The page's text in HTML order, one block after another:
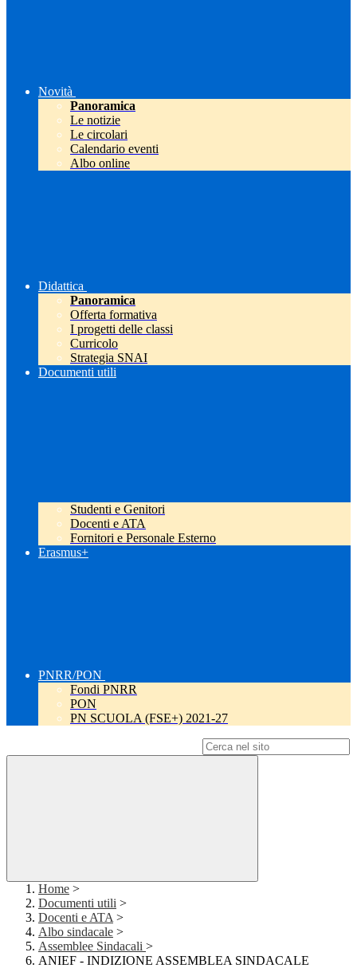
Novità
Panoramica
Le notizie
Le circolari
Calendario eventi
Albo online
Didattica
Panoramica
Offerta formativa
I progetti delle classi
Curricolo
Strategia SNAI
Documenti utili
Studenti e Genitori
Docenti e ATA
Fornitori e Personale Esterno
Erasmus+
PNRR/PON
Fondi PNRR
PON
PN SCUOLA (FSE+) 2021-27
Home >
Documenti utili >
Docenti e ATA >
Albo sindacale >
Assemblee Sindacali >
ANIEF - INDIZIONE ASSEMBLEA SINDACALE